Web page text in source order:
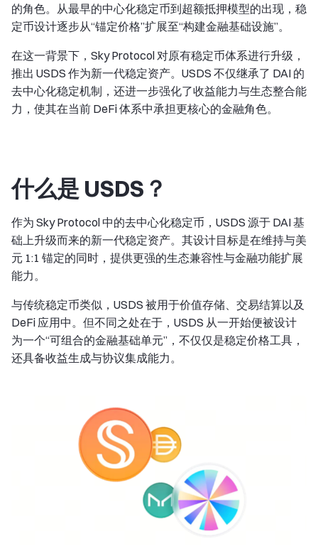
的角色。从最早的中心化稳定币到超额抵押模型的出现，稳
定币设计逐步从“锚定价格”扩展至“构建金融基础设施”。
在这一背景下，Sky Protocol 对原有稳定币体系进行升级，
推出 USDS 作为新一代稳定资产。USDS 不仅继承了 DAI 的
去中心化稳定机制，还进一步强化了收益能力与生态整合能
力，使其在当前 DeFi 体系中承担更核心的金融角色。
什么是 USDS？
作为 Sky Protocol 中的去中心化稳定币，USDS 源于 DAI 基
础上升级而来的新一代稳定资产。其设计目标是在维持与美
元 1:1 锚定的同时，提供更强的生态兼容性与金融功能扩展
能力。
与传统稳定币类似，USDS 被用于价值存储、交易结算以及
DeFi 应用中。但不同之处在于，USDS 从一开始便被设计
为一个“可组合的金融基础单元”，不仅仅是稳定价格工具，
还具备收益生成与协议集成能力。